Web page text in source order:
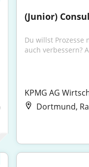
(Junior)
Du willst Prozesse
auch verbessern?
KPMG AG
Dortmund,